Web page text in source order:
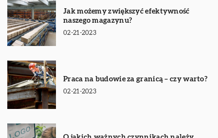
Jak możemy zwiększyć efektywność
naszego magazynu?
02-21-2023
Praca na budowie za granicą – czy warto?
02-21-2023